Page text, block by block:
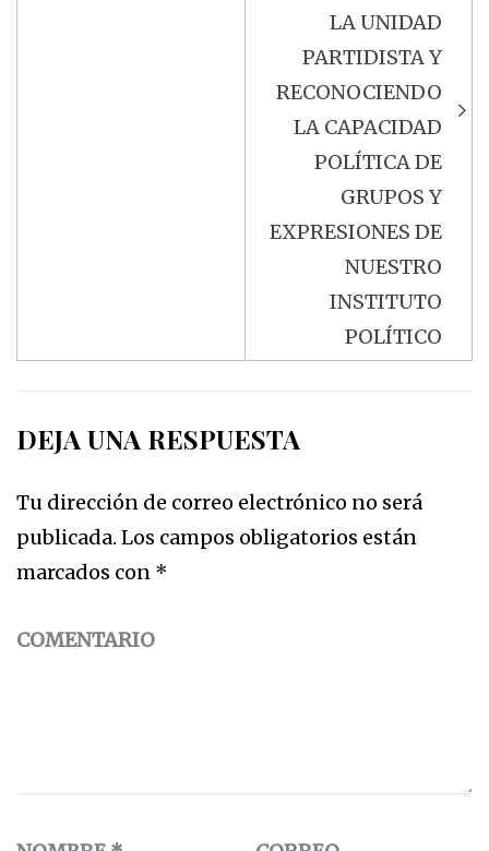
LA UNIDAD
PARTIDISTA Y
RECONOCIENDO
LA CAPACIDAD
POLÍTICA DE
GRUPOS Y
EXPRESIONES DE
NUESTRO
INSTITUTO
POLÍTICO
DEJA UNA RESPUESTA
Tu dirección de correo electrónico no será
publicada. Los campos obligatorios están
marcados con *
COMENTARIO